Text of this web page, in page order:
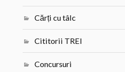
Cărți cu tâlc
Cititorii TREI
Concursuri